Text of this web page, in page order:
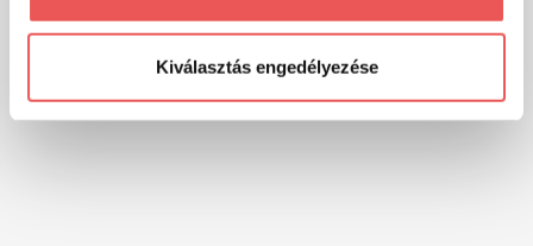
Kiválasztás engedélyezése